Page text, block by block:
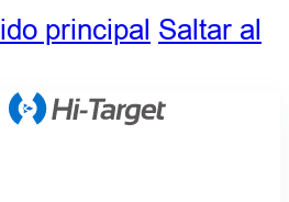
principal Saltar al